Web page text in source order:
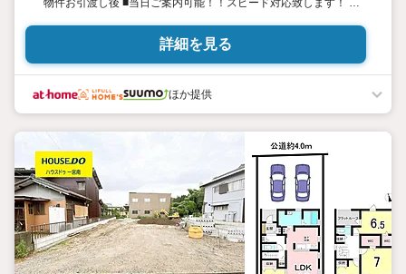
物件お引渡し後 ■当日ご案内可能！！スピード対応致します！ ※
詳細を見る
ほか提供